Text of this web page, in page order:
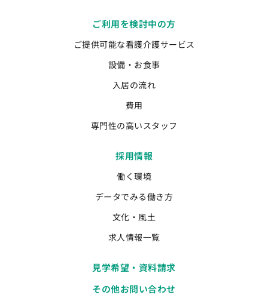
ご利用を検討中の方
ご提供可能な看護介護サービス
設備・お食事
入居の流れ
費用
専門性の高いスタッフ
採用情報
働く環境
データでみる働き方
文化・風土
求人情報一覧
見学希望・資料請求
その他お問い合わせ